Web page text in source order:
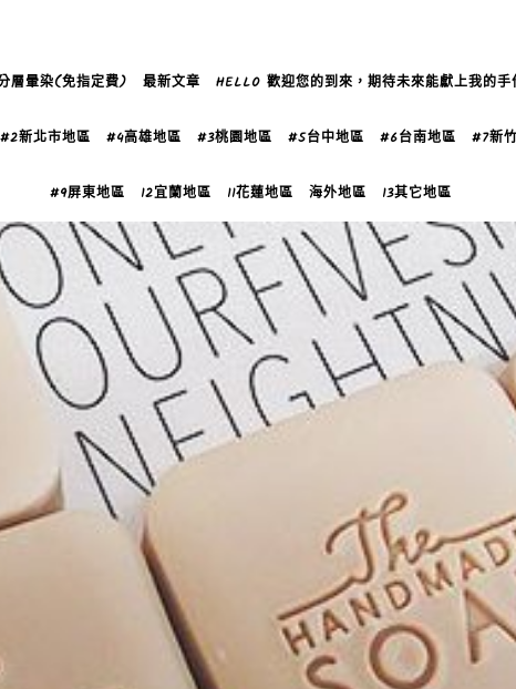
層暈染(免指定費) 最新文章 HELLO 歡迎您的到來，期待未來能獻上我的
#2新北市地區 #4高雄地區 #3桃園地區 #5台中地區 #6台南地區 #7新
#9屏東地區 12宜蘭地區 11花蓮地區 海外地區 13其它地區